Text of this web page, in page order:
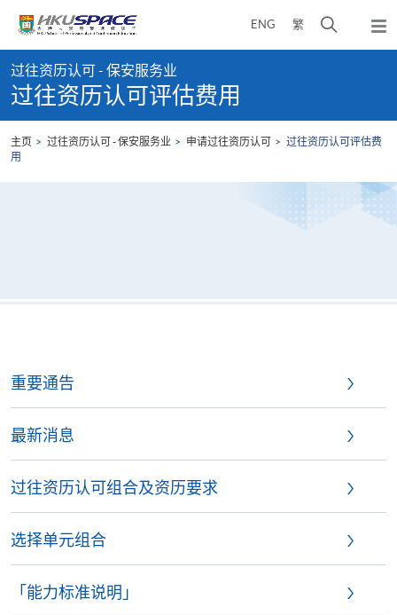
content
ENG 繁
开
面
弹
出
content
start
过往资历认可 - 保安服务业
过往资历认可评估费用
主页 过往资历认可 - 保安服务业 申请过往资历认可
过往资历认可评估费
用
重要通告
最新消息
过往资历认可组合及资历要求
选择单元组合
「能力标准说明」